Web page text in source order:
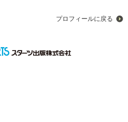
作品を読む
プロフィールに戻る